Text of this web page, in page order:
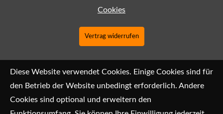
Cookies
Vertrag widerrufen
Diese Website verwendet Cookies. Einige Cookies sind für
den Betrieb der Website unbedingt erforderlich. Andere
Cookies sind optional und erweitern den